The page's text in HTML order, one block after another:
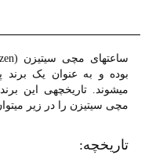
بوده و به عنوان یک
میشوند. تاریخچهی این
مچی سیتیزن را در زیر
تاریخچه: